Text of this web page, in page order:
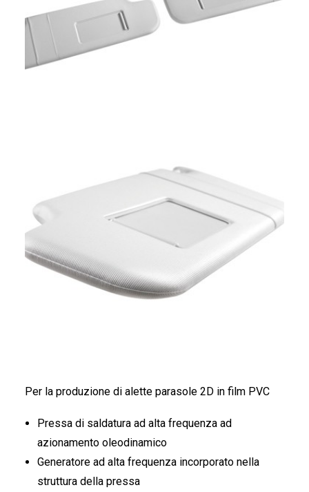
ENGLISH
DEUTSCH
Per la produzione di alette parasole 2D in film PVC
Pressa di saldatura ad alta frequenza ad
azionamento oleodinamico
Generatore ad alta frequenza incorporato nella
struttura della pressa